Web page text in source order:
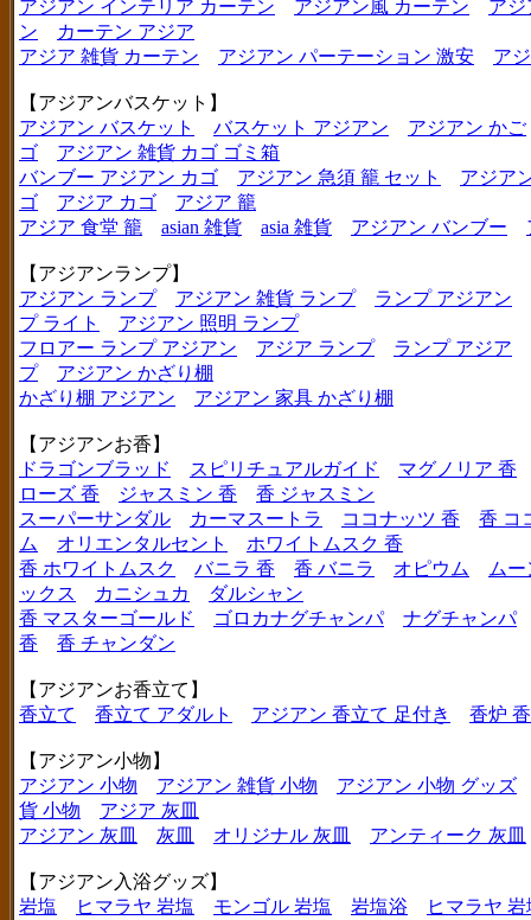
アジアン インテリア カーテン アジアン風 カーテン
アジ
ン
カーテン アジア
アジア 雑貨 カーテン
アジアン パーテーション 激安 ア
【アジアンバスケット】
アジアン バスケット
バスケット アジアン
アジアン かご
ゴ
アジアン 雑貨 カゴ ゴミ箱
バンブー アジアン カゴ
アジアン 急須 籠 セット
アジア
ゴ
アジア カゴ
アジア 籠
アジア 食堂 籠
asian 雑貨 asia 雑貨 アジアン バンブー
【アジアンランプ】
アジアン ランプ
アジアン 雑貨 ランプ
ランプ アジアン
プ ライト
アジアン 照明 ランプ
フロアー ランプ アジアン
アジア ランプ
ランプ アジア
プ
アジアン かざり棚
かざり棚 アジアン
アジアン 家具 かざり棚
【アジアンお香】
ドラゴンブラッド
スピリチュアルガイド
マグノリア 香
ローズ 香
ジャスミン 香
香 ジャスミン
スーパーサンダル
カーマスートラ ココナッツ 香
香 コ
ム
オリエンタルセント
ホワイトムスク 香
香 ホワイトムスク
バニラ 香 香 バニラ オピウム
ムー
ックス
カニシュカ
ダルシャン
香 マスターゴールド
ゴロカナグチャンパ
ナグチャンパ
香
香 チャンダン
【アジアンお香立て】
香立て
香立て アダルト アジアン 香立て 足付き 香炉
【アジアン小物】
アジアン 小物
アジアン 雑貨 小物
アジアン 小物 グッズ
貨 小物
アジア 灰皿
アジアン 灰皿
灰皿 オリジナル 灰皿 アンティーク 灰皿
【アジアン入浴グッズ】
岩塩
ヒマラヤ 岩塩 モンゴル 岩塩 岩塩浴
ヒマラヤ